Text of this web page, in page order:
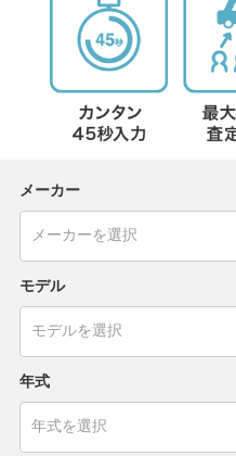
メーカー
モデル
年式